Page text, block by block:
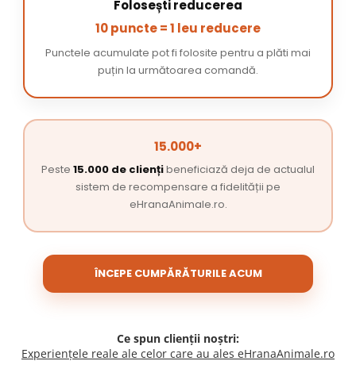
Folosești reducerea
10 puncte = 1 leu reducere
Punctele acumulate pot fi folosite pentru a plăti mai
puțin la următoarea comandă.
15.000+
Peste 15.000 de cliențibeneficiază deja de actualul
sistem de recompensare a fidelității pe
eHranaAnimale.ro.
ÎNCEPE CUMPĂRĂTURILE ACUM
Ce spun clienții noștri:
Experiențele reale ale celor care au ales eHranaAnimale.ro